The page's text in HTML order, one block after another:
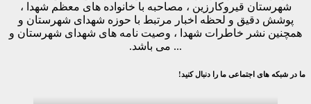
شهرستان قیروکارزین ، مصاحبه با خانواده های معظم شهدا ،
پوشش دقیق و لحظه اخبار مرتبط با حوزه شهدای شهرستان و
همچنین نشر خاطرات شهدا ، وصیت نامه های شهدای شهرستان و
... می باشد.
ما در شبکه های اجتماعی ما را دنبال کنید!